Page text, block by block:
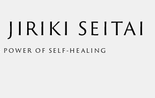
POWER OF SELF-HEALING